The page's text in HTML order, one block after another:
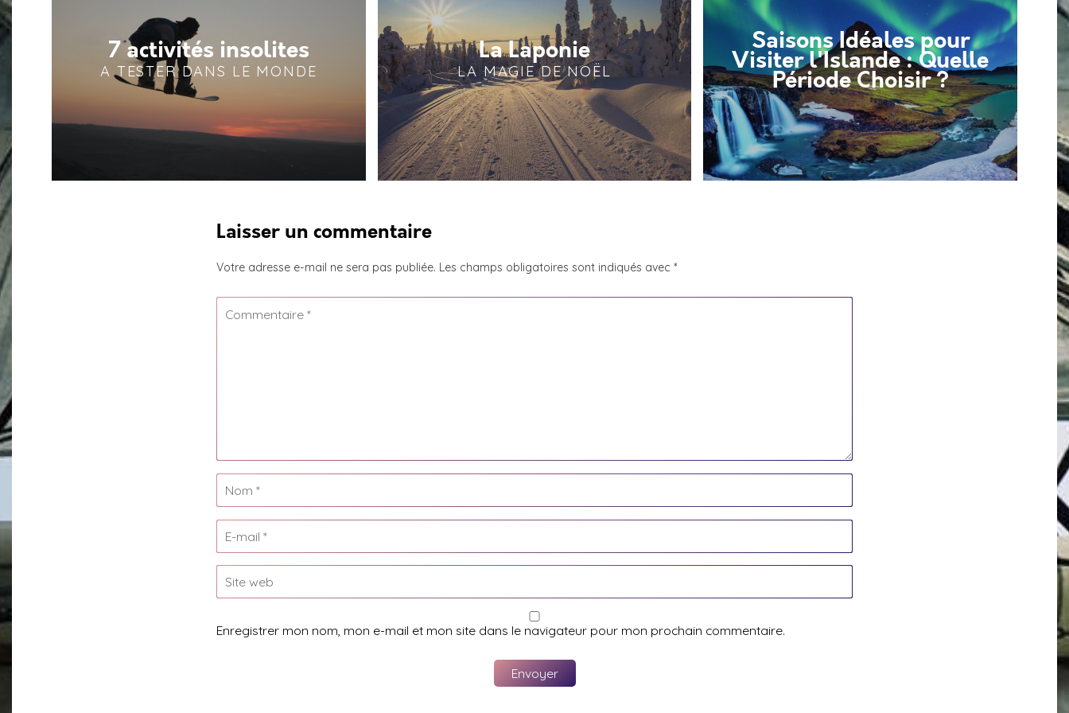
7 activités insolites
A TESTER DANS LE MONDE
La Laponie
LA MAGIE DE NOËL
Saisons Idéales pour
Visiter l'Islande : Quelle
Période Choisir ?
Laisser un commentaire
Votre adresse e-mail ne sera pas publiée. Les champs obligatoires sont indiqués avec *
Enregistrer mon nom, mon e-mail et mon site dans le navigateur pour mon prochain commentaire.